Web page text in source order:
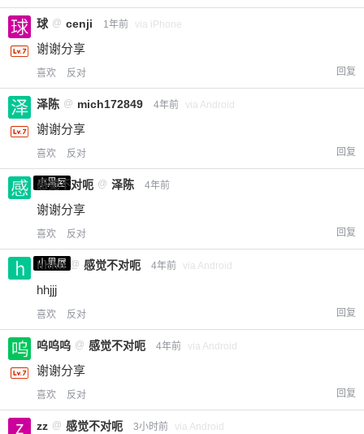
球 @ cenji 1年前 via iPhone
谢谢分享
喜欢 反对 回复
泽陈 @ mich172849 4年前 via Android
谢谢分享
喜欢 反对 回复
小黑屋
感觉不对呃 @ 泽陈 4年前
谢谢分享
喜欢 反对 回复
小黑屋
hhhh @ 感觉不对呃 4年前 via Android
hhjjj
喜欢 反对 回复
呜呜呜 @ 感觉不对呃 4年前 via Android
谢谢分享
喜欢 反对 回复
zz @ 感觉不对呃 3小时前 via Android